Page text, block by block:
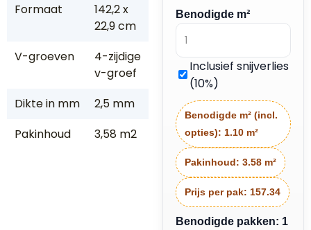
Formaat
142,2 x
22,9 cm
V-groeven
4-zijdige
v-groef
Dikte in mm
2,5 mm
Pakinhoud
3,58 m2
Benodigde m²
Inclusief snijverlies
(10%)
Benodigde m² (incl.
opties): 1.10 m²
Pakinhoud: 3.58 m²
Prijs per pak: 157.34
Benodigde pakken: 1